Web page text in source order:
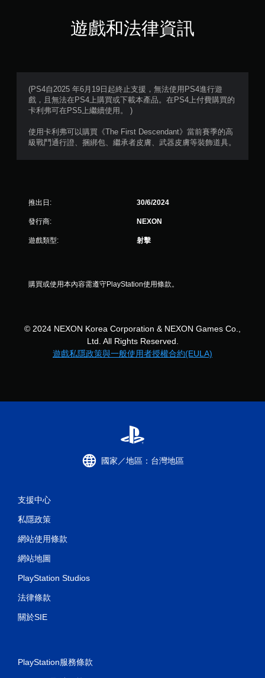
分
顆
遊戲和法律資訊
(PS4自2025 年6月19日起終止支援，無法使用PS4進行遊
戲，且無法在PS4上購買或下載本產品。在PS4上付費購買的
卡利弗可在PS5上繼續使用。 )
使用卡利弗可以購買《The First Descendant》當前賽季的高
級戰鬥通行證、捆綁包、繼承者皮膚、武器皮膚等裝飾道具。
推出日: 30/6/2024
發行商: NEXON
遊戲類型: 射擊
購買或使用本內容需遵守PlayStation使用條款。
© 2024 NEXON Korea Corporation & NEXON Games Co.,
Ltd. All Rights Reserved.
遊戲私隱政策與一般使用者授權合約(EULA)
國家／地區：台灣地區
支援中心
私隱政策
網站使用條款
網站地圖
PlayStation Studios
法律條款
關於SIE
PlayStation服務條款